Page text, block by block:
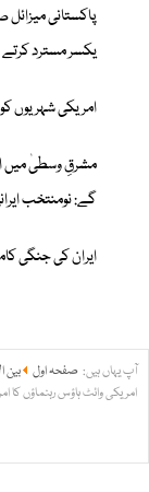
پاکستانی
یکسر مسترد کرتے
امریکی شہریوں
مشرقِ وسطیٰ میں
گے: نومنتخب
ایران کی جنگی
آپ یہاں ہیں: صفحہ اول
بین
امریکی وائٹ ہاؤس رہنماؤں کا